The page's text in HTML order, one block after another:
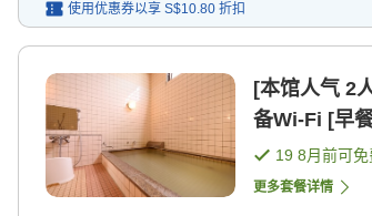
使用优惠券以享 S$10.80 折扣
[本馆人气 2
备Wi-Fi [早
19 8月前可免
更多套餐详情